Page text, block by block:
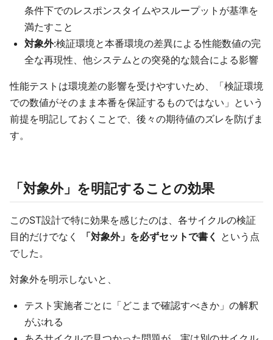
条件下でのレスポンスタイムやスループットが基準を
満たすこと
対象外:検証環境と本番環境の差異による性能数値の完
全な再現性、他システムとの突発的な競合による影響
性能テストは環境差の影響を受けやすいため、「検証環境
での数値がそのまま本番を保証するものではない」という
前提を明記しておくことで、後々の期待値のズレを防げま
す。
「対象外」を明記することの効果
このST設計で特に効果を感じたのは、各サイクルの検証
目的だけでなく
「対象外」を必ずセットで書く という点
でした。
対象外を明示しないと、
テスト実施者ごとに「どこまで確認すべきか」の解釈
がぶれる